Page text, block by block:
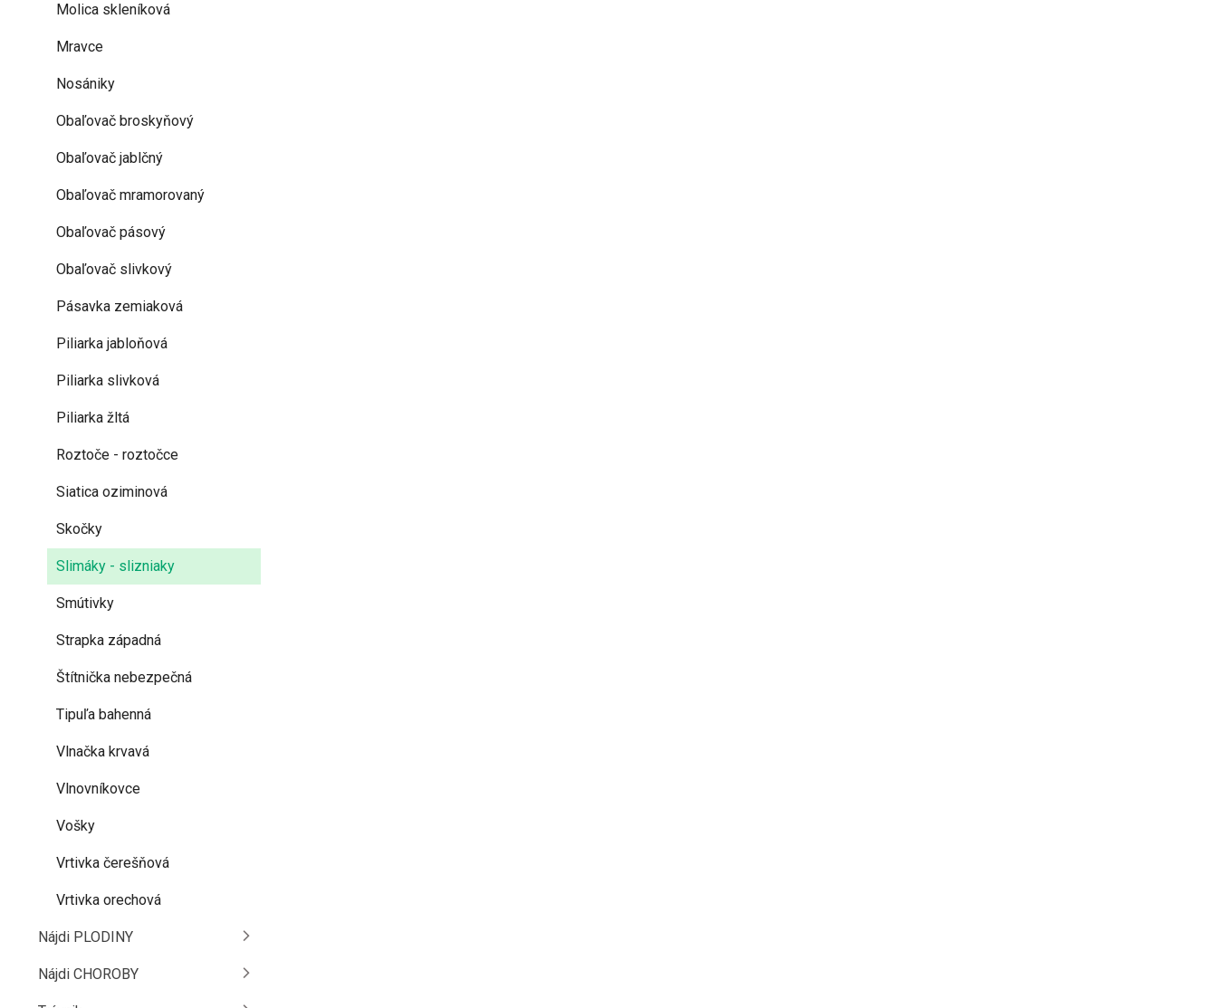
Molica skleníková
Mravce
Nosániky
Obaľovač broskyňový
Obaľovač jablčný
Obaľovač mramorovaný
Obaľovač pásový
Obaľovač slivkový
Pásavka zemiaková
Piliarka jabloňová
Piliarka slivková
Piliarka žltá
Roztoče - roztočce
Siatica oziminová
Skočky
Slimáky - slizniaky
Smútivky
Strapka západná
Štítnička nebezpečná
Tipuľa bahenná
Vlnačka krvavá
Vlnovníkovce
Vošky
Vrtivka čerešňová
Vrtivka orechová
Nájdi PLODINY
Nájdi CHOROBY